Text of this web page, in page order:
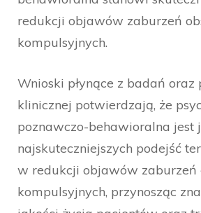
redukcji objawów zaburzeń
kompulsyjnych.
Wnioski płynące z badań oraz
klinicznej potwierdzają, że
poznawczo-behawioralna jest
najskuteczniejszych podejść
w redukcji objawów zaburzeń
kompulsyjnych, przynosząc